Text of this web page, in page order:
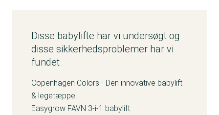
Disse babylifte har vi undersøgt og
disse sikkerhedsproblemer har vi
fundet
Copenhagen Colors - Den innovative babylift
& legetæppe
Easygrow FAVN 3-i-1 babylift